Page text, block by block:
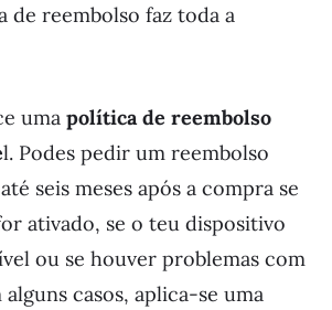
de reembolso faz toda a
uma política de reembolso
l. Podes pedir um reembolso
seis meses após a compra se
ativado, se o teu dispositivo
ou se houver problemas com
casos, aplica-se uma